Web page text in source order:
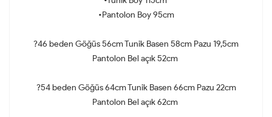
•Pantolon Boy 95cm
?46 beden Göğüs 56cm Tunik Basen 58cm Pazu 19,5cm
Pantolon Bel açık 52cm
?54 beden Göğüs 64cm Tunik Basen 66cm Pazu 22cm
Pantolon Bel açık 62cm